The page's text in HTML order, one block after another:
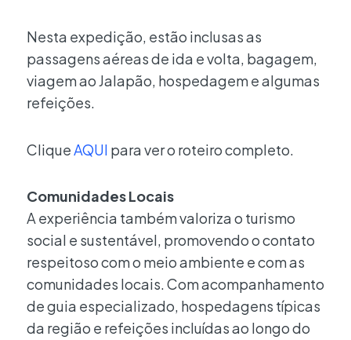
Nesta expedição, estão inclusas as
passagens aéreas de ida e volta, bagagem,
viagem ao Jalapão, hospedagem e algumas
refeições.
CliqueAQUI para ver o roteiro completo.
Comunidades Locais
A experiência também valoriza o turismo
social e sustentável, promovendo o contato
respeitoso com o meio ambiente e com as
comunidades locais. Com acompanhamento
de guia especializado, hospedagens típicas
da região e refeições incluídas ao longo do